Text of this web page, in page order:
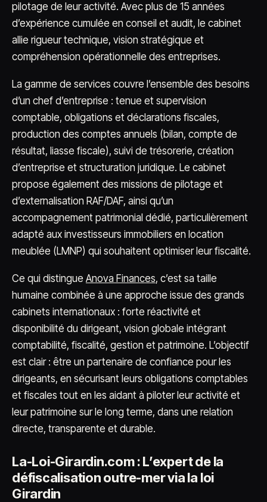
pilotage de leur activité. Avec plus de 15 années
d’expérience cumulée en conseil et audit, le cabinet
allie rigueur technique, vision stratégique et
compréhension opérationnelle des entreprises.
La gamme de services couvre l’ensemble des besoins
d’un chef d’entreprise : tenue et supervision
comptable, obligations et déclarations fiscales,
production des comptes annuels (bilan, compte de
résultat, liasse fiscale), suivi de trésorerie, création
d’entreprise et structuration juridique. Le cabinet
propose également des missions de pilotage et
d’externalisation RAF/DAF, ainsi qu’un
accompagnement patrimonial dédié, particulièrement
adapté aux investisseurs immobiliers en location
meublée (LMNP) qui souhaitent optimiser leur fiscalité.
Ce qui distingue Anova Finances, c’est sa taille
humaine combinée à une approche issue des grands
cabinets internationaux : forte réactivité et
disponibilité du dirigeant, vision globale intégrant
comptabilité, fiscalité, gestion et patrimoine. L’objectif
est clair : être un partenaire de confiance pour les
dirigeants, en sécurisant leurs obligations comptables
et fiscales tout en les aidant à piloter leur activité et
leur patrimoine sur le long terme, dans une relation
directe, transparente et durable.
La-Loi-Girardin.com : L’expert de la
défiscalisation outre-mer via la loi
Girardin